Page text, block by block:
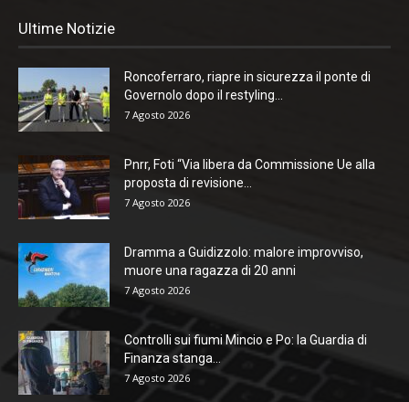
Ultime Notizie
Roncoferraro, riapre in sicurezza il ponte di
Governolo dopo il restyling...
7 Agosto 2026
Pnrr, Foti “Via libera da Commissione Ue alla
proposta di revisione...
7 Agosto 2026
Dramma a Guidizzolo: malore improvviso,
muore una ragazza di 20 anni
7 Agosto 2026
Controlli sui fiumi Mincio e Po: la Guardia di
Finanza stanga...
7 Agosto 2026